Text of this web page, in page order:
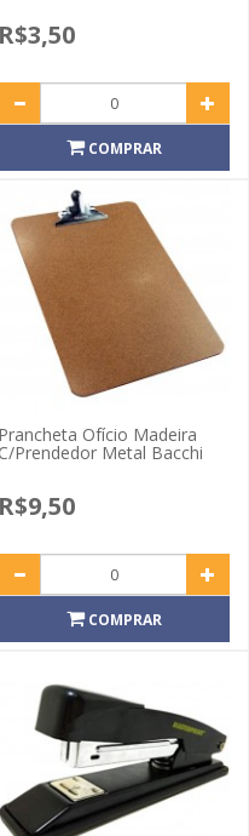
R$3,50
COMPRAR
Prancheta Ofício Madeira
C/Prendedor Metal Bacchi
R$9,50
COMPRAR